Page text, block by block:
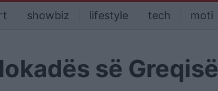
showbiz lifestyle tech moti
së Greqisë